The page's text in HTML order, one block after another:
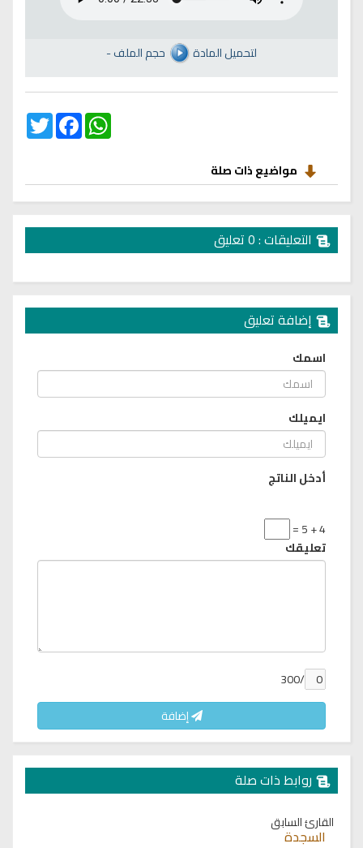
- لتحميل المادة حجم الملف
Twitter
FacebookWhatsApp
مواضيع ذات صلة
التعليقات : 0 تعليق
إضافة تعليق
اسمك
ايميلك
أدخل الناتج
4 + 5 =
تعليقك
/300
إضافة
روابط ذات صلة
القارئ السابق
السجدة